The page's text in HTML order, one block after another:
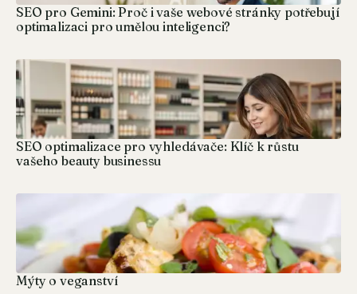
SEO pro Gemini: Proč i vaše webové stránky potřebují
optimalizaci pro umělou inteligenci?
SEO optimalizace pro vyhledávače: Klíč k růstu
vašeho beauty businessu
Mýty o veganství